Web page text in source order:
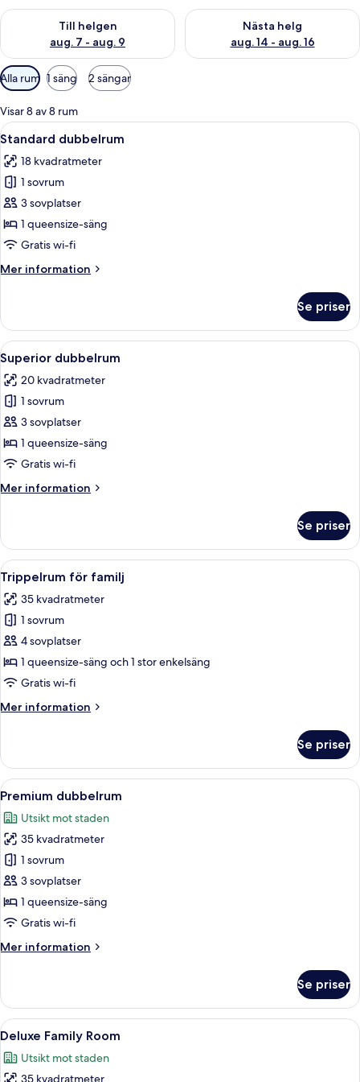
Till helgen
aug. 7 - aug. 9
Kontrollera tillgängligheten för den här helgen aug. 7 - aug. 9
Nästa helg
aug. 14 - aug. 16
Kontrollera tillgängligheten
Tillgängliga
filter
för
rum
Alla rum 1 säng 2 sängar
Visar 8 av 8 rum
Öppna
alla
foton
för
Standard
dubbelrum
Ett hotellrum med en säng, en
7
Standard dubbelrum
18 kvadratmeter
1 sovrum
3 sovplatser
1 queensize-säng
Gratis wi-fi
Mer information
Mer
dubbelrum
Se priser
Öppna
alla
foton
för
Superior
dubbelrum
Ett modernt hotellrum med en
8
Superior dubbelrum
20 kvadratmeter
1 sovrum
3 sovplatser
1 queensize-säng
Gratis wi-fi
Mer information
Mer
dubbelrum
Se priser
Öppna
alla
foton
för
Trippelrum
för
familj
Ett hotellrum med två sängar, ett
7
Trippelrum för familj
35 kvadratmeter
1 sovrum
4 sovplatser
1 queensize-säng och 1 stor enkelsäng
Gratis wi-fi
Mer information
Mer
för
familj
Se priser
Öppna
alla
foton
för
Premium
dubbelrum
Ett hotellrum med en stor säng, ett
9
Premium dubbelrum
Utsikt mot staden
35 kvadratmeter
1 sovrum
3 sovplatser
1 queensize-säng
Gratis wi-fi
Mer information
Mer
dubbelrum
Se priser
Öppna
alla
foton
Ett hotellrum med två sängar, en
8
Deluxe Family Room
Utsikt mot staden
35 kvadratmeter